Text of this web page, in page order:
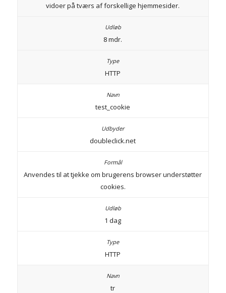
vidoer på tværs af forskellige hjemmesider.
8 mdr.
HTTP
test_cookie
doubleclick.net
Anvendes til at tjekke om brugerens browser understøtter
cookies.
1 dag
HTTP
tr